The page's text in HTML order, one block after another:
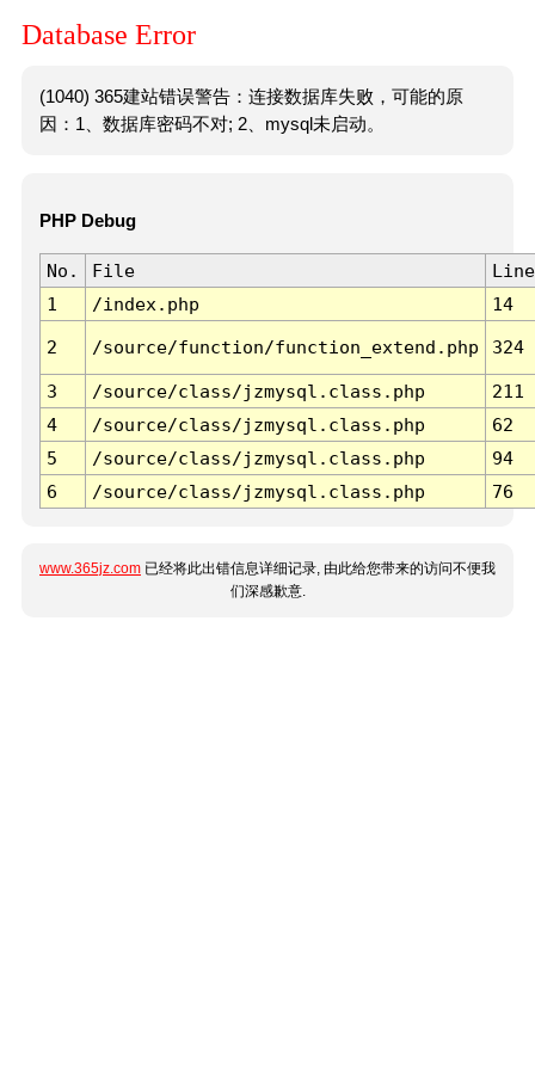
Database Error
(1040) 365建站错误警告：连接数据库失败，可能的原
因：1、数据库密码不对; 2、mysql未启动。
PHP Debug
No. File
Line
1
/index.php 14
2 /source/function/function_extend.php 324
3 /source/class/jzmysql.class.php
211
4
/source/class/jzmysql.class.php
62
5
/source/class/jzmysql.class.php
94
6
/source/class/jzmysql.class.php 76
www.365jz.com 已经将此出错信息详细记录, 由此给您带来的访问不便我
们深感歉意.